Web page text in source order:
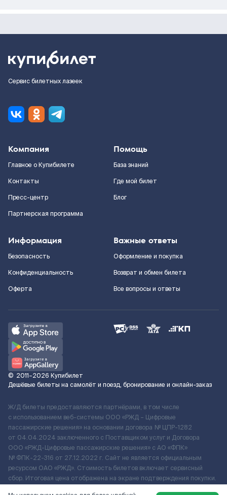
Сервис билетных лазеек
Компания
Главное о Купибилете
Контакты
Пресс-центр
Партнерская программа
Помощь
База знаний
Где мой билет
Блог
Информация
Безопасность
Конфиденциальность
Оферта
Важные ответы
Оформление и покупка
Возврат и обмен билета
Все вопросы и ответы
© 2011–2026 Купибилет
Дешёвые билеты на самолёт и поезд, бронирование и онлайн-заказ
Ж/Д билеты предоставляются партнёрами, в том числе
с использованием веб-системы ООО «РЖД – Цифровые
пассажирские решения» на основании договора № ЦПР-1282
от 04.04.2024 заключенного с Поставщиком услуг и Договора
ООО «РЖД-Цифровые пассажирские решения» c АО «ФПК»
№ ФПК-22-316 от 27.12.2022 г. Сайт не является официальным
ресурсом ОАО «РЖД». Стоимость билетов включает сервисный
сбор. Итоговая цена отображена на экране подтверждения покупки.